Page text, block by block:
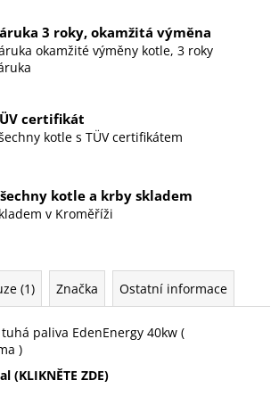
3 roky, okamžitá výměna
okamžité výměny kotle, 3 roky
certifikát
kotle s TÜV certifikátem
kotle a krby skladem
v Kroměříži
(1) Značka Ostatní informace
paliva EdenEnergy 40kw (
)
(KLIKNĚTE ZDE)